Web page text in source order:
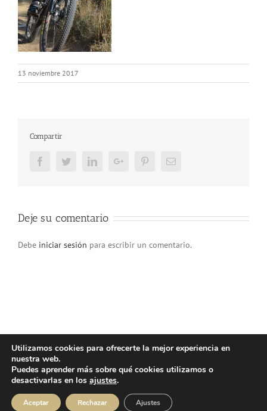
13 noviembre 2017
Compartir
FacebookTwitterLinkedInGoogle+ PinterestEmail
Deje su comentario
Debe iniciar sesión para escribir un comentario.
© Copyright 2025 | Atlos Eventos Deportivos -
Privacidad·Política Cookies
Instagram
FacebookYouTube
Utilizamos cookies para ofrecerte la mejor experiencia en
nuestra web.
Puedes aprender más sobre qué cookies utilizamos o
desactivarlas en los ajustes.
Aceptar Rechazar Ajustes